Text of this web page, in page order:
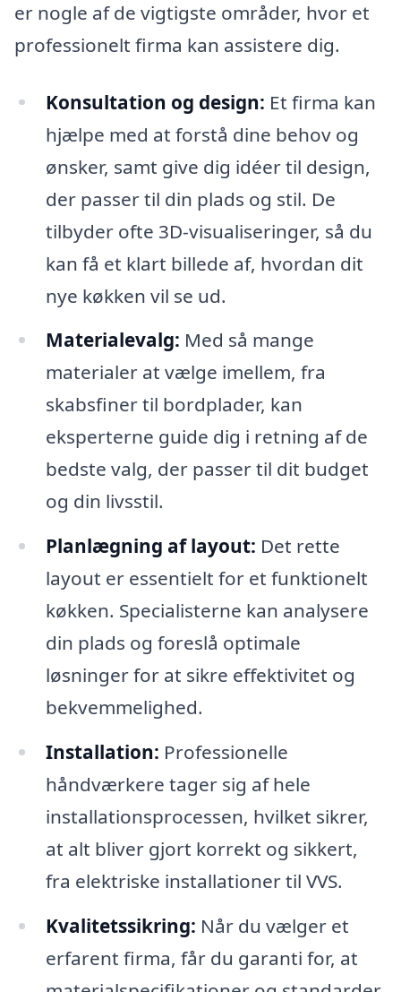
er nogle af de vigtigste områder, hvor et
professionelt firma kan assistere dig.
Konsultation og design: Et firma kan
hjælpe med at forstå dine behov og
ønsker, samt give dig idéer til design,
der passer til din plads og stil. De
tilbyder ofte 3D-visualiseringer, så du
kan få et klart billede af, hvordan dit
nye køkken vil se ud.
Materialevalg: Med så mange
materialer at vælge imellem, fra
skabsfiner til bordplader, kan
eksperterne guide dig i retning af de
bedste valg, der passer til dit budget
og din livsstil.
Planlægning af layout: Det rette
layout er essentielt for et funktionelt
køkken. Specialisterne kan analysere
din plads og foreslå optimale
løsninger for at sikre effektivitet og
bekvemmelighed.
Installation: Professionelle
håndværkere tager sig af hele
installationsprocessen, hvilket sikrer,
at alt bliver gjort korrekt og sikkert,
fra elektriske installationer til VVS.
Kvalitetssikring: Når du vælger et
erfarent firma, får du garanti for, at